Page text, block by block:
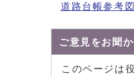
道路台帳参考
ご意見をお聞
このページは